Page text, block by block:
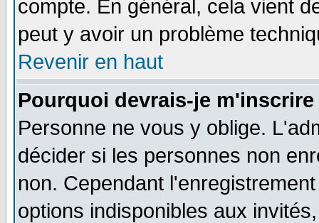
compte. En général, cela vient
peut y avoir un problème
Revenir en haut
Pourquoi devrais-je
Personne ne vous y oblige.
décider si les personnes non
non. Cependant
options indisponibles aux